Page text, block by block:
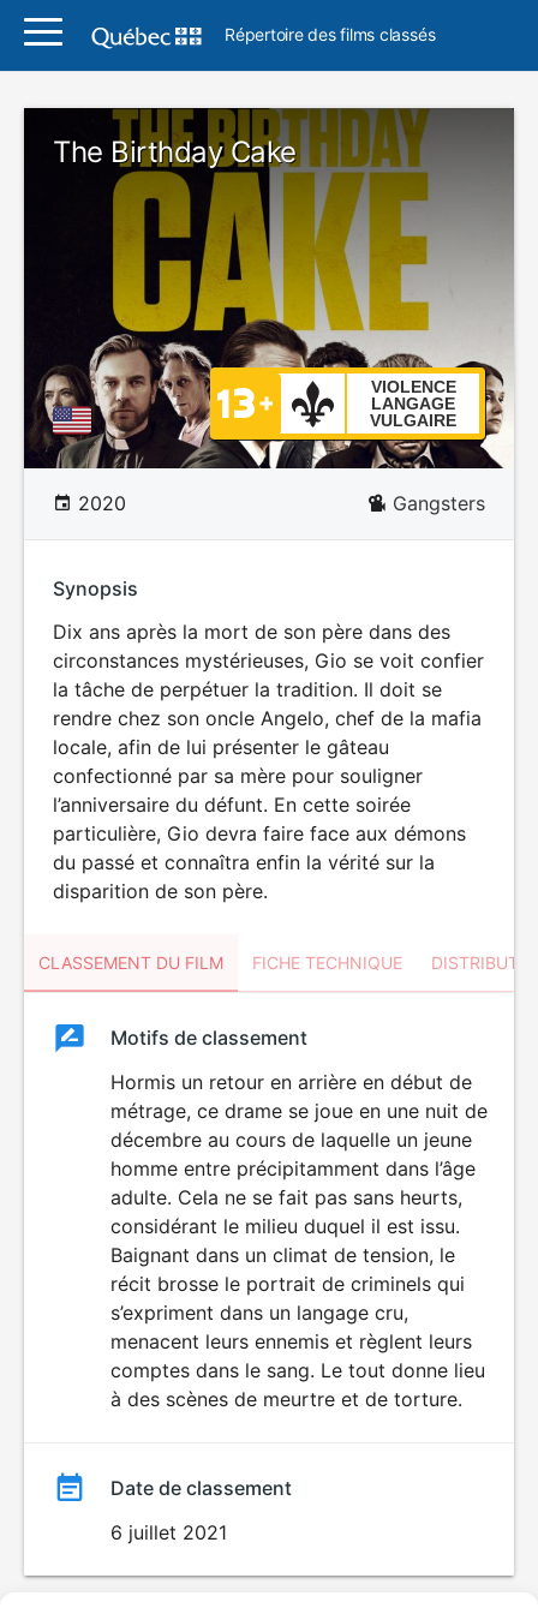
Répertoire des films classés
The Birthday Cake
VIOLENCE
LANGAGE
VULGAIRE
2020 Gangsters
Synopsis
Dix ans après la mort de son père dans des
circonstances mystérieuses, Gio se voit confier
la tâche de perpétuer la tradition. Il doit se
rendre chez son oncle Angelo, chef de la mafia
locale, afin de lui présenter le gâteau
confectionné par sa mère pour souligner
l’anniversaire du défunt. En cette soirée
particulière, Gio devra faire face aux démons
du passé et connaîtra enfin la vérité sur la
disparition de son père.
CLASSEMENT DU FILM FICHE TECHNIQUE
ClassementClassement
VIOLENCE
LANGAGE
VULGAIRE
Motifs de classement
Hormis un retour en arrière en début de
métrage, ce drame se joue en une nuit de
décembre au cours de laquelle un jeune
homme entre précipitamment dans l’âge
adulte. Cela ne se fait pas sans heurts,
considérant le milieu duquel il est issu.
Baignant dans un climat de tension, le
récit brosse le portrait de criminels qui
s’expriment dans un langage cru,
menacent leurs ennemis et règlent leurs
comptes dans le sang. Le tout donne lieu
à des scènes de meurtre et de torture.
Date de classement
6 juillet 2021